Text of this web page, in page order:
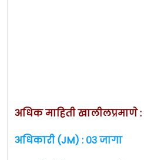
अधिक माहिती खालीलप्रमाणे :
अधिकारी (JM) : ०३ जागा